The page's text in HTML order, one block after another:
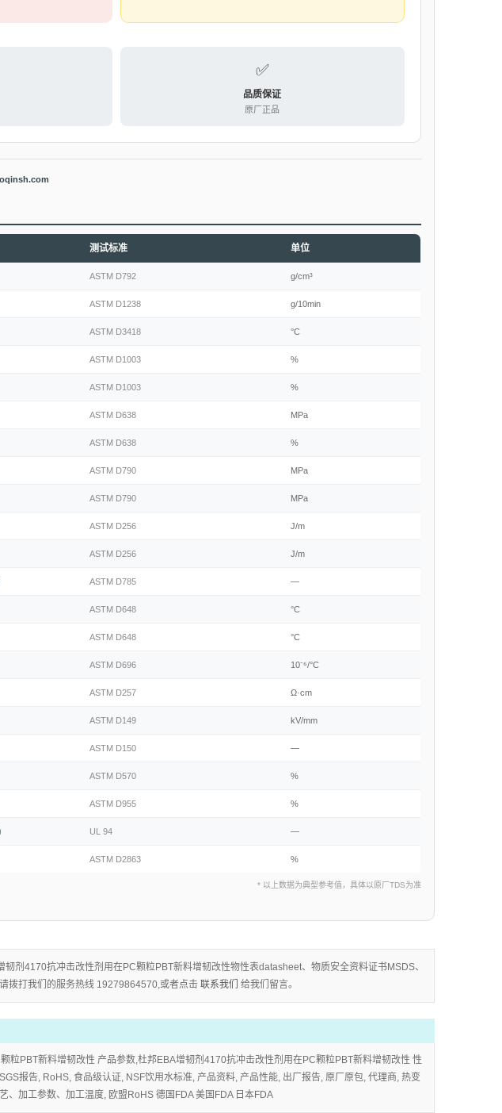
✅
品质保证
原厂正品
测试标准 单位
ASTM D792 g/cm³
ASTM D1238 g/10min
ASTM D3418 °C
ASTM D1003 %
ASTM D1003 %
ASTM D638 MPa
ASTM D638 %
ASTM D790 MPa
ASTM D790 MPa
ASTM D256 J/m
ASTM D256 J/m
ASTM D785 —
ASTM D648 °C
ASTM D648 °C
ASTM D696 10⁻⁶/°C
ASTM D257 Ω·cm
ASTM D149 kV/mm
ASTM D150 —
ASTM D570 %
ASTM D955 %
UL 94 —
ASTM D2863 %
* 以上数据为典型参考值，具体以原厂TDS为准
剂4170抗冲击改性剂用在PC颗粒PBT新料增韧改性物性表datasheet、物质安全资料证书MSDS、
拨打我们的服务热线 19279864570,或者点击 联系我们 给我们留言。
PBT新料增韧改性 产品参数,杜邦EBA增韧剂4170抗冲击改性剂用在PC颗粒PBT新料增韧改性 性
报告, RoHS, 食品级认证, NSF饮用水标准, 产品资料, 产品性能, 出厂报告, 原厂原包, 代理商, 热变
、加工参数、加工温度, 欧盟RoHS 德国FDA 美国FDA 日本FDA